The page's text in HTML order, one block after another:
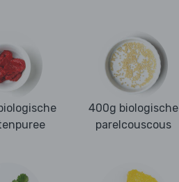
400g biologische
parelcouscous